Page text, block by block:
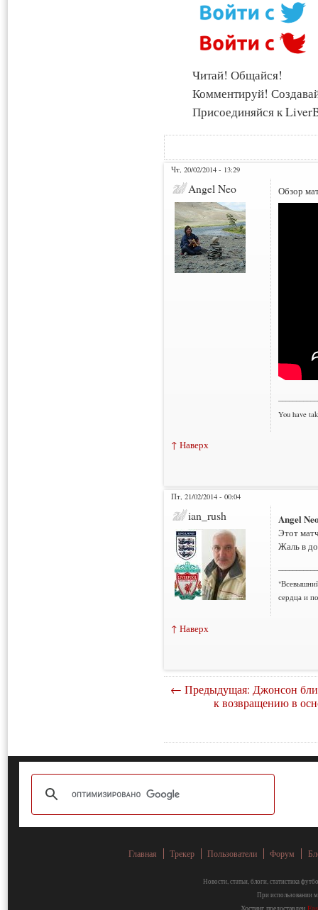
Читай! Общайся!
Комментируй!
Присоединяйся к
Чт, 20/02/2014 - 13:29
Angel Neo Обзор
You have
↑ Наверх
Пт, 21/02/2014 - 00:04
ian_rush Angel
Этот
Жаль в
сердца и
↑ Наверх
← Предыдущая: Джонсон
к возвращению в
Главная Трекер Пользователи Форум
Новости, статьи, блоги, статистика
При использовании
Хостинг предоставлен